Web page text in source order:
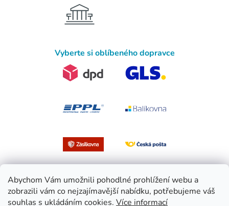
Abychom Vám umožnili pohodlné prohlížení webu a
zobrazili vám co nejzajímavější nabídku, potřebujeme váš
souhlas s ukládáním cookies. Více informací
Vyberte si oblíbeného dopravce